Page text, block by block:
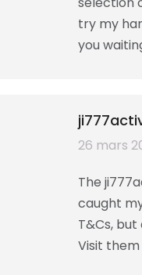
try my
you
dit
26 mars
The
caught
T&Cs,
Visit them